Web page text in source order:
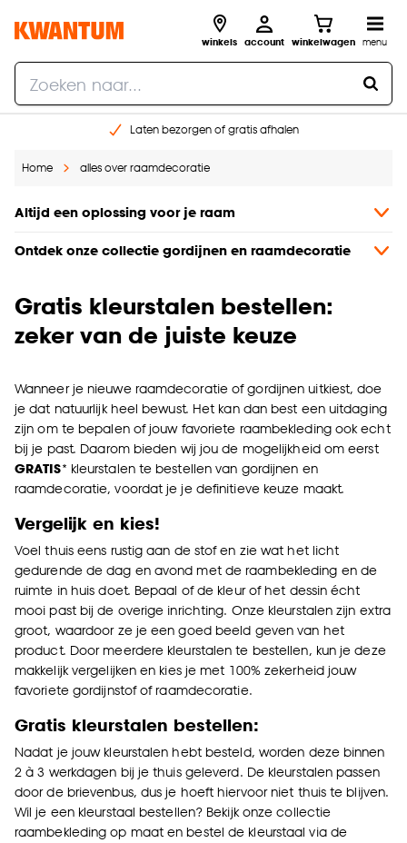
winkels account winkelwagen menu
Laten bezorgen of gratis afhalen
Gratis raam advies en opmeten aan huis
Home alles over raamdecoratie
Altijd een oplossing voor je raam
Ontdek onze collectie gordijnen en raamdecoratie
Gratis kleurstalen bestellen:
zeker van de juiste keuze
Wanneer je nieuwe raamdecoratie of gordijnen uitkiest, doe
je dat natuurlijk heel bewust. Het kan dan best een uitdaging
zijn om te bepalen of jouw favoriete raambekleding ook echt
bij je past. Daarom bieden wij jou de mogelijkheid om eerst
GRATIS* kleurstalen te bestellen van gordijnen en
raamdecoratie, voordat je je definitieve keuze maakt.
Vergelijk en kies!
Voel thuis eens rustig aan de stof en zie wat het licht
gedurende de dag en avond met de raambekleding en de
ruimte in huis doet. Bepaal of de kleur of het dessin écht
mooi past bij de overige inrichting. Onze kleurstalen zijn extra
groot, waardoor ze je een goed beeld geven van het
product. Door meerdere kleurstalen te bestellen, kun je deze
makkelijk vergelijken en kies je met 100% zekerheid jouw
favoriete gordijnstof of raamdecoratie.
Gratis kleurstalen bestellen:
Nadat je jouw kleurstalen hebt besteld, worden deze binnen
2 à 3 werkdagen bij je thuis geleverd. De kleurstalen passen
door de brievenbus, dus je hoeft hiervoor niet thuis te blijven.
Wil je een kleurstaal bestellen? Bekijk onze collectie
raambekleding op maat en bestel de kleurstaal via de